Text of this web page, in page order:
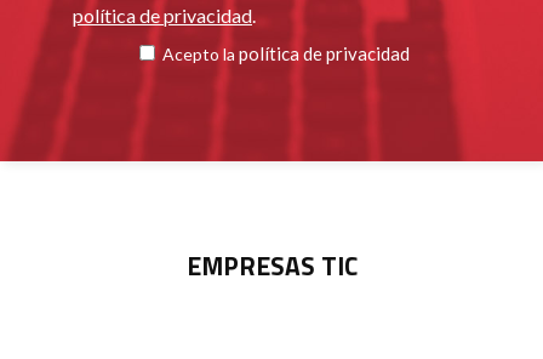
política de privacidad
Acepto la política de privacidad
EMPRESAS TIC